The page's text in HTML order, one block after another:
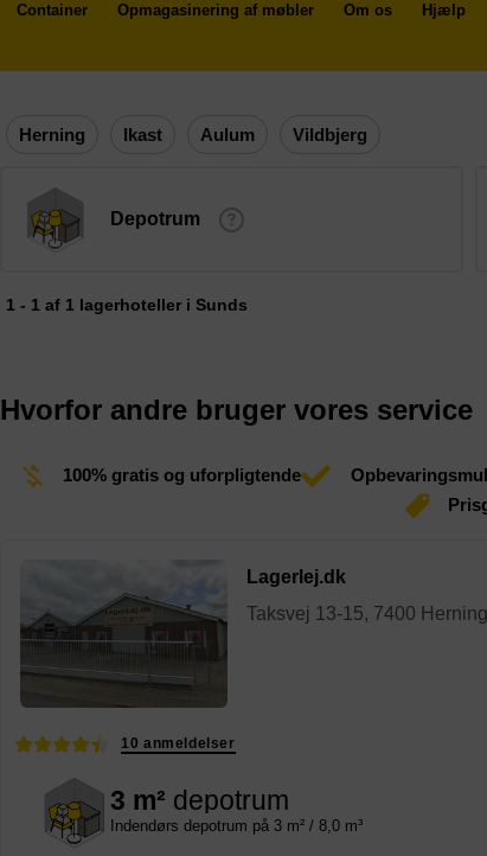
Container Opmagasinering af møbler Om os Hjælp
Herning Ikast Aulum Vildbjerg
Depotrum
1 - 1 af 1 lagerhoteller i Sunds
Hvorfor andre bruger vores service
100% gratis og uforpligtende
Lagerlej.dk
Taksvej 13-15, 7400 Herning
10 anmeldelser
3 m² depotrum
Indendørs depotrum på 3 m² / 8,0 m³